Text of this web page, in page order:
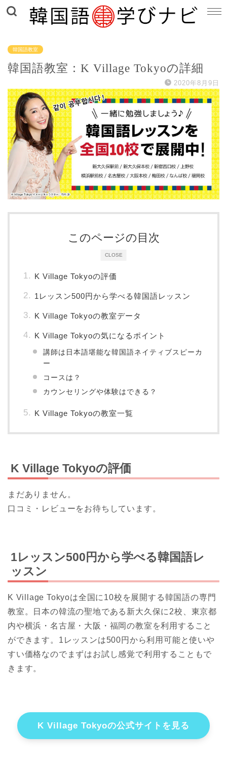
韓国語教室
韓国語教室：K Village Tokyoの詳細
2020年8月9日
CLOSE
このページの目次
K Village Tokyoの評価
1レッスン500円から学べる韓国語レッスン
K Village Tokyoの教室データ
K Village Tokyoの気になるポイント
講師は日本語堪能な韓国語ネイティブスピーカ
ー
コースは？
カウンセリングや体験はできる？
K Village Tokyoの教室一覧
K Village Tokyoの評価
まだありません。
口コミ・レビューをお待ちしています。
1レッスン500円から学べる韓国語レ
ッスン
K Village Tokyoは全国に10校を展開する韓国語の専門
教室。日本の韓流の聖地である新大久保に2校、東京都
内や横浜・名古屋・大阪・福岡の教室を利用すること
ができます。1レッスンは500円から利用可能と使いや
すい価格なのでまずはお試し感覚で利用することもで
きます。
K Village Tokyoの公式サイトを見る